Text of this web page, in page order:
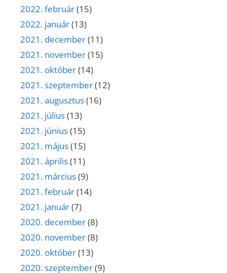
2022. február(15)
2022. január(13)
2021. december(11)
2021. november(15)
2021. október(14)
2021. szeptember(12)
2021. augusztus(16)
2021. július(13)
2021. június(15)
2021. május(15)
2021. április(11)
2021. március(9)
2021. február(14)
2021. január(7)
2020. december(8)
2020. november(8)
2020. október(13)
2020. szeptember(9)